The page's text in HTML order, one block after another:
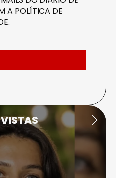
A POLÍTICA DE
.